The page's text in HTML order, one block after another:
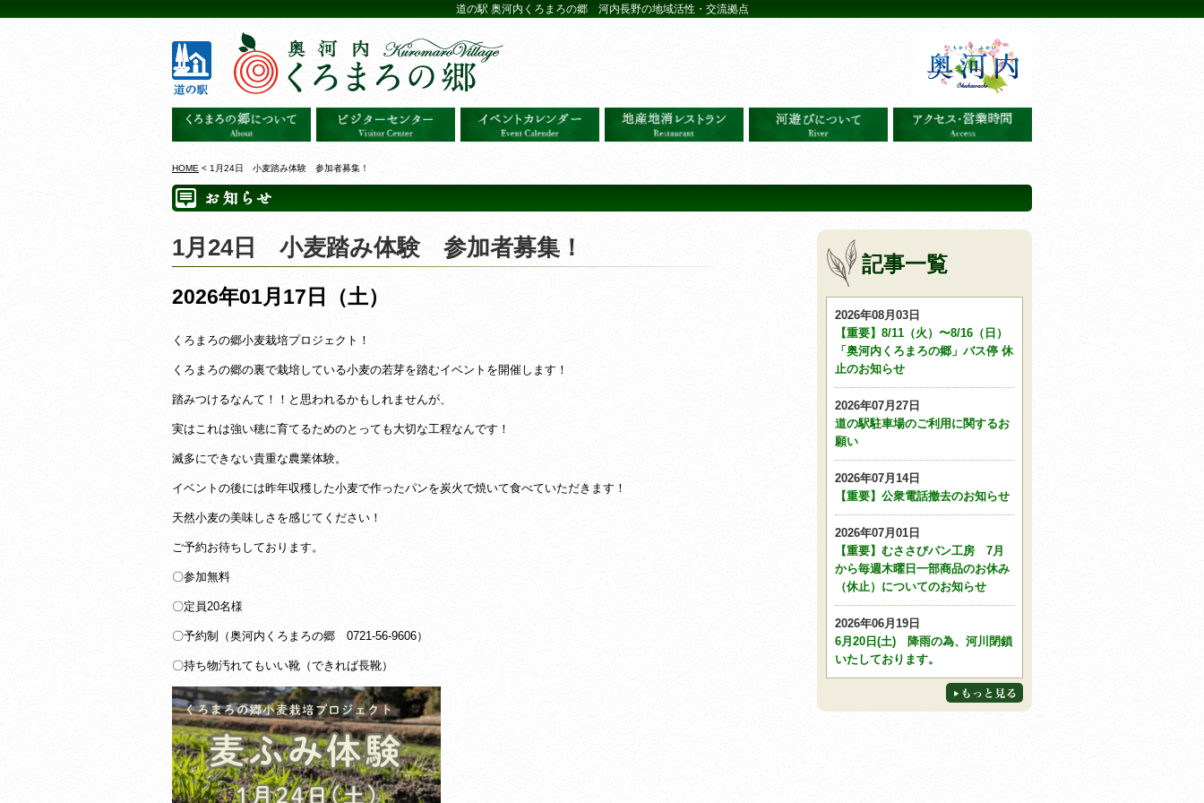
道の駅 奥河内くろまろの郷 河内長野の地域活性・交流拠点
HOME < 1月24日 小麦踏み体験 参加者募集！
1月24日 小麦踏み体験 参加者募集！
2026年01月17日（土）
くろまろの郷小麦栽培プロジェクト！
くろまろの郷の裏で栽培している小麦の若芽を踏むイベントを開催します！
踏みつけるなんて！！と思われるかもしれませんが、
実はこれは強い穂に育てるためのとっても大切な工程なんです！
滅多にできない貴重な農業体験。
イベントの後には昨年収穫した小麦で作ったパンを炭火で焼いて食べていただきます！
天然小麦の美味しさを感じてください！
ご予約お待ちしております。
〇参加無料
〇定員20名様
〇予約制（奥河内くろまろの郷 0721-56-9606）
〇持ち物汚れてもいい靴（できれば長靴）
記事一覧
2026年08月03日
【重要】8/11（火）〜8/16（日）
「奥河内くろまろの郷」バス停 休
止のお知らせ
2026年07月27日
道の駅駐車場のご利用に関するお
願い
2026年07月14日
【重要】公衆電話撤去のお知らせ
2026年07月01日
【重要】むささびパン工房 7月
から毎週木曜日一部商品のお休み
（休止）についてのお知らせ
2026年06月19日
6月20日(土) 降雨の為、河川閉鎖
いたしております。